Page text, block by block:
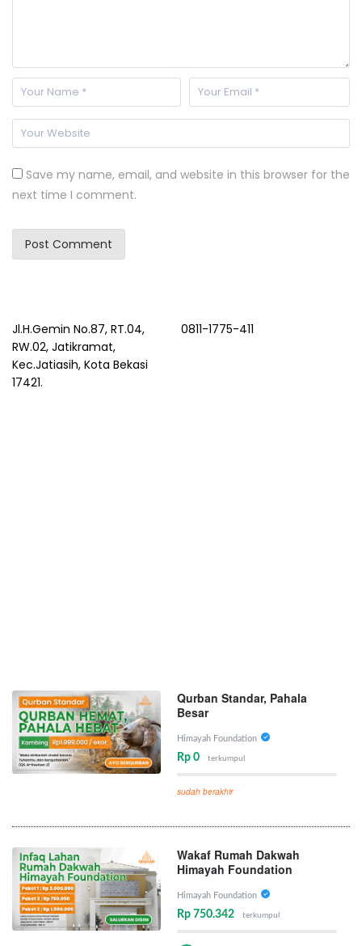
Save my name, email, and website in this browser for the
next time I comment.
Jl.H.Gemin No.87, RT.04,
RW.02, Jatikramat,
Kec.Jatiasih, Kota Bekasi
17421.
0811-1775-411
Qurban Standar, Pahala
Besar
Himayah Foundation
Rp 0 terkumpul
sudah berakhir
Wakaf Rumah Dakwah
Himayah Foundation
Himayah Foundation
Rp 750.342 terkumpul